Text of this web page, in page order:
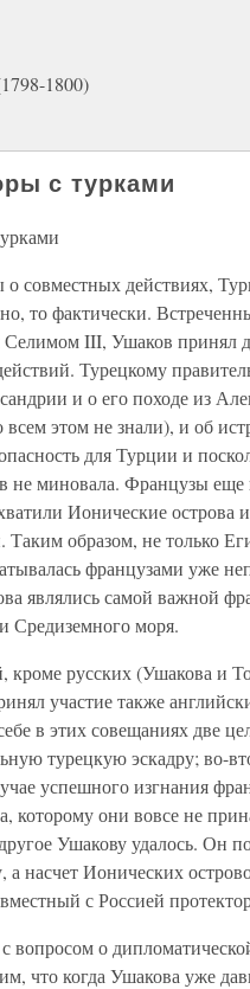
1800)
с турками
о совместных действиях,
то фактически.
Селимом III, Ушаков принял
Турецкому
и о его походе из
всем этом не знали), и об
для Турции и
не миновала. Французы еще
Ионические острова
образом, не только
французами уже
являлись самой важной
Средиземного моря.
кроме русских (Ушакова и
участие также
в этих совещаниях две
турецкую эскадру; во-
успешного изгнания
которому они вовсе не
Ушакову удалось. Он
а насчет Ионических
с Россией
вопросом о
что когда Ушакова уже